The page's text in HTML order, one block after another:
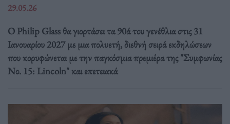
29.05.26
Ο Philip Glass θα γιορτάσει τα 90ά του γενέθλια στις 31
Ιανουαρίου 2027 με μια πολυετή, διεθνή σειρά εκδηλώσεων
που κορυφώνεται με την παγκόσμια πρεμιέρα της "Συμφωνίας
Νο. 15: Lincoln" και επετειακά